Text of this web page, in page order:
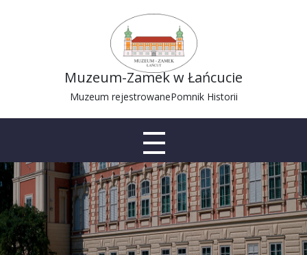
Muzeum-Zamek w Łańcucie
Muzeum rejestrowanePomnik Historii